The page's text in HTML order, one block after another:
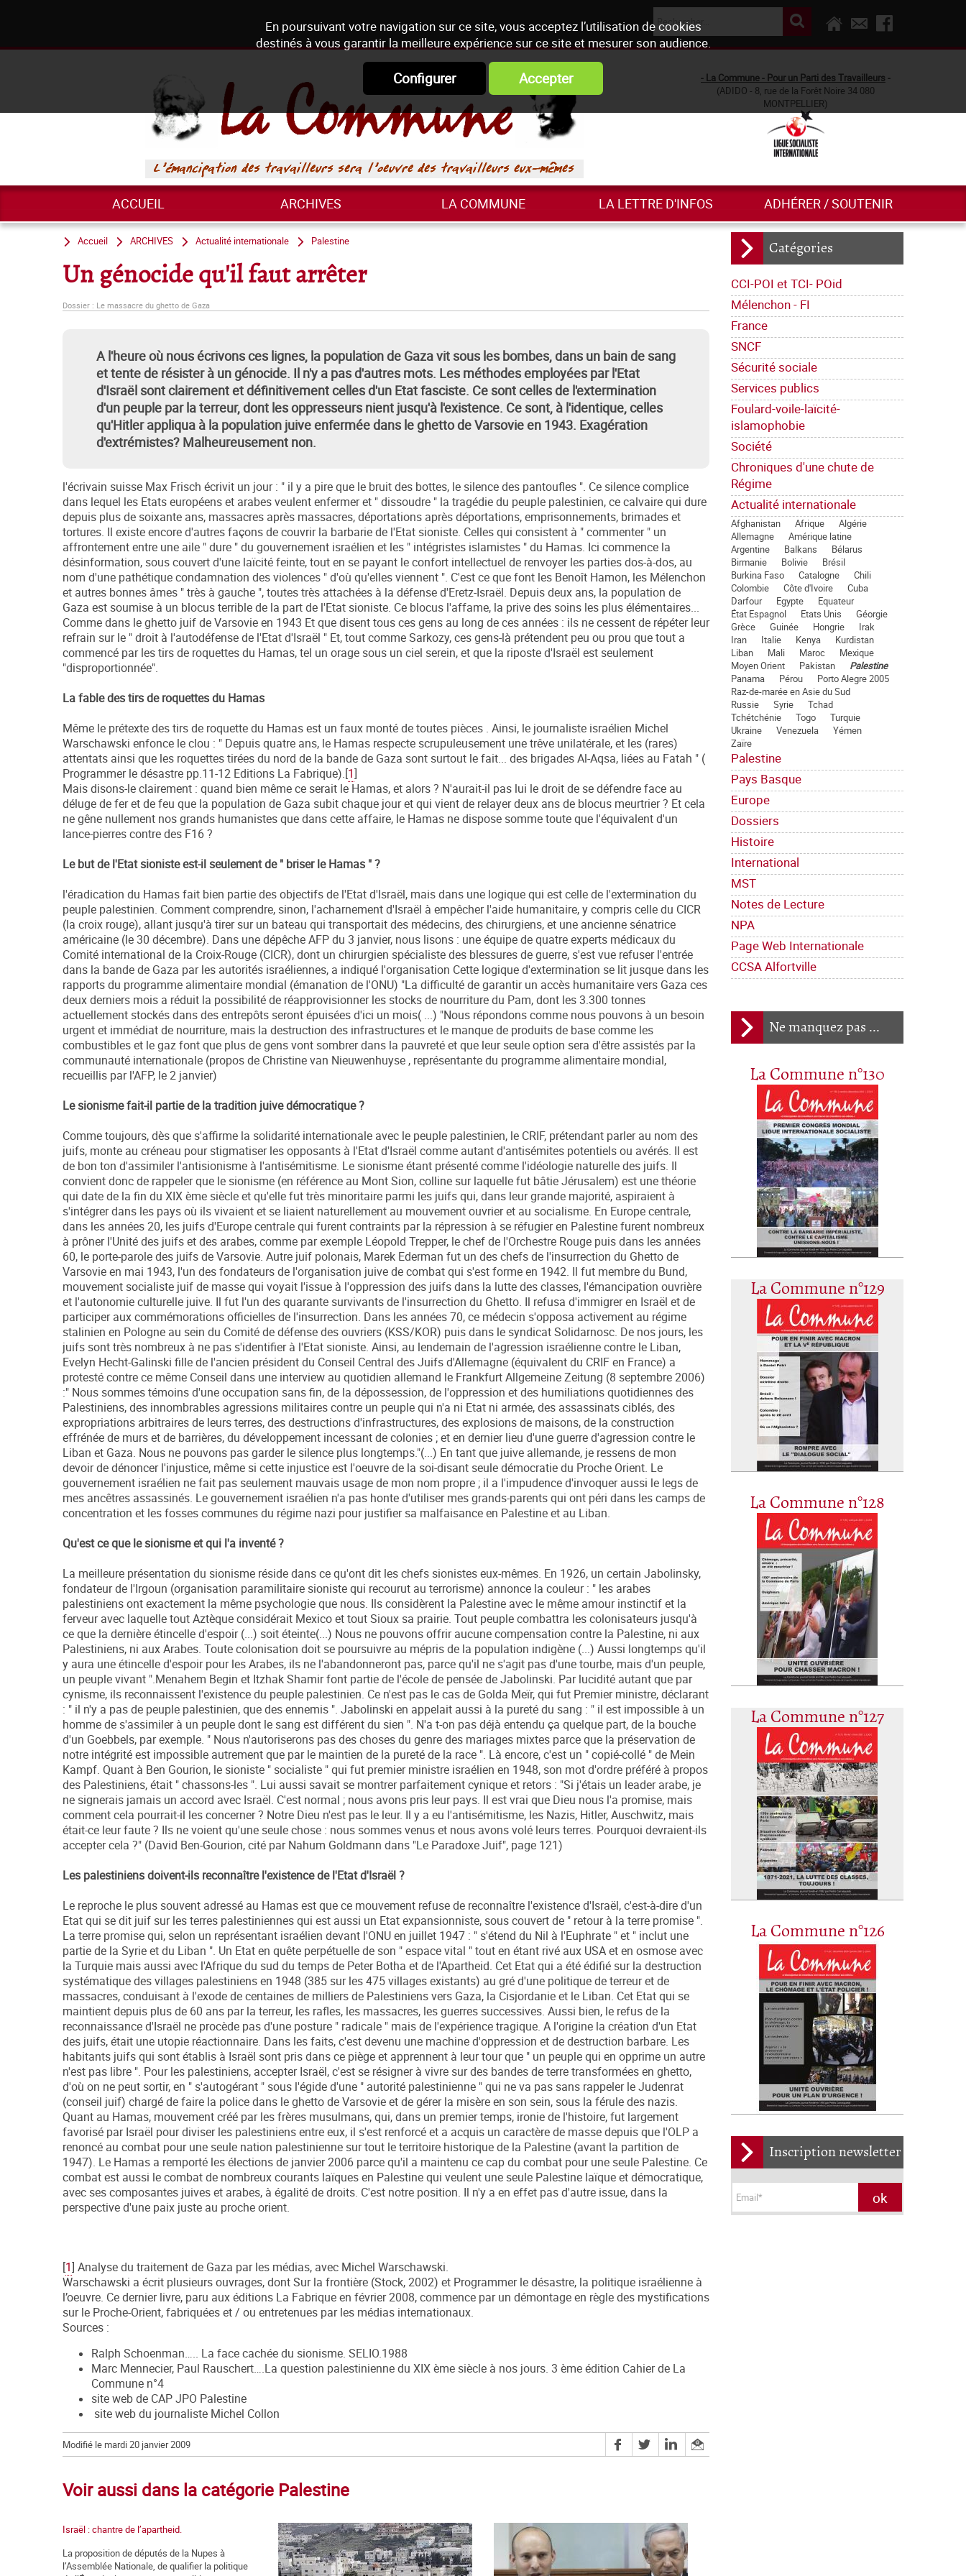
En poursuivant votre navigation sur ce site, vous acceptez l’utilisation de cookies
destinés à vous garantir la meilleure expérience sur ce site et mesurer son audience.
Configurer Accepter - La Commune - Pour un Parti des Travailleurs -
(ADIDO - 8, rue de la Forêt Noire 34 080
MONTPELLIER)
ACCUEIL ARCHIVES LA COMMUNE LA LETTRE D'INFOS ADHÉRER / SOUTENIR
Catégories
CCI-POI et TCI- POid
Mélenchon - FI
France
SNCF
Sécurité sociale
Services publics
Foulard-voile-laïcité-
islamophobie
Société
Chroniques d'une chute de
Régime
Actualité internationale
Afghanistan Afrique
Algérie
Allemagne
Amérique latine
Argentine
Balkans
Bélarus
Birmanie
Bolivie
Brésil
Burkina Faso
Catalogne
Chili
Colombie
Côte d'Ivoire
Cuba
Darfour
Egypte
Equateur
État Espagnol
Etats Unis
Géorgie
Grèce
Guinée Hongrie
Irak
Iran
Italie Kenya
Kurdistan
Liban
Mali Maroc
Mexique
Moyen Orient
Pakistan
Palestine
Panama
Pérou
Porto Alegre 2005
Raz-de-marée en Asie du Sud
Russie
Syrie
Tchad
Tchétchénie
Togo
Turquie
Ukraine
Venezuela
Yémen
Zaïre
Palestine
Pays Basque
Europe
Dossiers
Histoire
International
MST
Notes de Lecture
NPA
Page Web Internationale
CCSA Alfortville
Ne manquez pas ...
La Commune n°130
La Commune n°129
La Commune n°128
La Commune n°127
La Commune n°126
Inscription newsletter
Accueil ARCHIVES Actualité internationale Palestine
Un génocide qu'il faut arrêter
Dossier : Le massacre du ghetto de Gaza
A l'heure où nous écrivons ces lignes, la population de Gaza vit sous les bombes, dans un bain de sang
et tente de résister à un génocide. Il n'y a pas d'autres mots. Les méthodes employées par l'Etat
d'Israël sont clairement et définitivement celles d'un Etat fasciste. Ce sont celles de l'extermination
d'un peuple par la terreur, dont les oppresseurs nient jusqu'à l'existence. Ce sont, à l'identique, celles
qu'Hitler appliqua à la population juive enfermée dans le ghetto de Varsovie en 1943. Exagération
d'extrémistes? Malheureusement non.
l'écrivain suisse Max Frisch écrivit un jour : " il y a pire que le bruit des bottes, le silence des pantoufles ". Ce silence complice
dans lequel les Etats européens et arabes veulent enfermer et " dissoudre " la tragédie du peuple palestinien, ce calvaire qui dure
depuis plus de soixante ans, massacres après massacres, déportations après déportations, emprisonnements, brimades et
tortures. Il existe encore d'autres façons de couvrir la barbarie de l'Etat sioniste. Celles qui consistent à " commenter " un
affrontement entre une aile " dure " du gouvernement israélien et les " intégristes islamistes " du Hamas. Ici commence la
désinformation, sous couvert d'une laïcité feinte, tout en se payant le confort intellectuel de renvoyer les parties dos-à-dos, au
nom d'une pathétique condamnation des violences " d'où qu'elles viennent ". C'est ce que font les Benoît Hamon, les Mélenchon
et autres bonnes âmes " très à gauche ", toutes très attachées à la défense d'Eretz-Israël. Depuis deux ans, la population de
Gaza est soumise à un blocus terrible de la part de l'Etat sioniste. Ce blocus l'affame, la prive des soins les plus élémentaires...
Comme dans le ghetto juif de Varsovie en 1943 Et que disent tous ces gens au long de ces années : ils ne cessent de répéter leur
refrain sur le " droit à l'autodéfense de l'Etat d'Israël " Et, tout comme Sarkozy, ces gens-là prétendent peu ou prou que tout a
commencé par les tirs de roquettes du Hamas, tel un orage sous un ciel serein, et que la riposte d'Israël est seulement
"disproportionnée".
La fable des tirs de roquettes du Hamas
Même le prétexte des tirs de roquette du Hamas est un faux monté de toutes pièces . Ainsi, le journaliste israélien Michel
Warschawski enfonce le clou : " Depuis quatre ans, le Hamas respecte scrupuleusement une trêve unilatérale, et les (rares)
attentats ainsi que les roquettes tirées du nord de la bande de Gaza sont surtout le fait... des brigades Al-Aqsa, liées au Fatah " (
Programmer le désastre pp.11-12 Editions La Fabrique).[1]
Mais disons-le clairement : quand bien même ce serait le Hamas, et alors ? N'aurait-il pas lui le droit de se défendre face au
déluge de fer et de feu que la population de Gaza subit chaque jour et qui vient de relayer deux ans de blocus meurtrier ? Et cela
ne gêne nullement nos grands humanistes que dans cette affaire, le Hamas ne dispose somme toute que l'équivalent d'un
lance-pierres contre des F16 ?
Le but de l'Etat sioniste est-il seulement de " briser le Hamas " ?
l'éradication du Hamas fait bien partie des objectifs de l'Etat d'Israël, mais dans une logique qui est celle de l'extermination du
peuple palestinien. Comment comprendre, sinon, l'acharnement d'Israël à empêcher l'aide humanitaire, y compris celle du CICR
(la croix rouge), allant jusqu'à tirer sur un bateau qui transportait des médecins, des chirurgiens, et une ancienne sénatrice
américaine (le 30 décembre). Dans une dépêche AFP du 3 janvier, nous lisons : une équipe de quatre experts médicaux du
Comité international de la Croix-Rouge (CICR), dont un chirurgien spécialiste des blessures de guerre, s'est vue refuser l'entrée
dans la bande de Gaza par les autorités israéliennes, a indiqué l'organisation Cette logique d'extermination se lit jusque dans les
rapports du programme alimentaire mondial (émanation de l'ONU) "La difficulté de garantir un accès humanitaire vers Gaza ces
deux derniers mois a réduit la possibilité de réapprovisionner les stocks de nourriture du Pam, dont les 3.300 tonnes
actuellement stockés dans des entrepôts seront épuisées d'ici un mois( ...) "Nous répondons comme nous pouvons à un besoin
urgent et immédiat de nourriture, mais la destruction des infrastructures et le manque de produits de base comme les
combustibles et le gaz font que plus de gens vont sombrer dans la pauvreté et que leur seule option sera d'être assistés par la
communauté internationale (propos de Christine van Nieuwenhuyse , représentante du programme alimentaire mondial,
recueillis par l'AFP, le 2 janvier)
Le sionisme fait-il partie de la tradition juive démocratique ?
Comme toujours, dès que s'affirme la solidarité internationale avec le peuple palestinien, le CRIF, prétendant parler au nom des
juifs, monte au créneau pour stigmatiser les opposants à l'Etat d'Israël comme autant d'antisémites potentiels ou avérés. Il est
de bon ton d'assimiler l'antisionisme à l'antisémitisme. Le sionisme étant présenté comme l'idéologie naturelle des juifs. Il
convient donc de rappeler que le sionisme (en référence au Mont Sion, colline sur laquelle fut bâtie Jérusalem) est une théorie
qui date de la fin du XIX ème siècle et qu'elle fut très minoritaire parmi les juifs qui, dans leur grande majorité, aspiraient à
s'intégrer dans les pays où ils vivaient et se liaient naturellement au mouvement ouvrier et au socialisme. En Europe centrale,
dans les années 20, les juifs d'Europe centrale qui furent contraints par la répression à se réfugier en Palestine furent nombreux
à prôner l'Unité des juifs et des arabes, comme par exemple Léopold Trepper, le chef de l'Orchestre Rouge puis dans les années
60, le porte-parole des juifs de Varsovie. Autre juif polonais, Marek Ederman fut un des chefs de l'insurrection du Ghetto de
Varsovie en mai 1943, l'un des fondateurs de l'organisation juive de combat qui s'est forme en 1942. Il fut membre du Bund,
mouvement socialiste juif de masse qui voyait l'issue à l'oppression des juifs dans la lutte des classes, l'émancipation ouvrière
et l'autonomie culturelle juive. Il fut l'un des quarante survivants de l'insurrection du Ghetto. Il refusa d'immigrer en Israël et de
participer aux commémorations officielles de l'insurrection. Dans les années 70, ce médecin s'opposa activement au régime
stalinien en Pologne au sein du Comité de défense des ouvriers (KSS/KOR) puis dans le syndicat Solidarnosc. De nos jours, les
juifs sont très nombreux à ne pas s'identifier à l'Etat sioniste. Ainsi, au lendemain de l'agression israélienne contre le Liban,
Evelyn Hecht-Galinski fille de l'ancien président du Conseil Central des Juifs d'Allemagne (équivalent du CRIF en France) a
protesté contre ce même Conseil dans une interview au quotidien allemand le Frankfurt Allgemeine Zeitung (8 septembre 2006)
:" Nous sommes témoins d'une occupation sans fin, de la dépossession, de l'oppression et des humiliations quotidiennes des
Palestiniens, des innombrables agressions militaires contre un peuple qui n'a ni Etat ni armée, des assassinats ciblés, des
expropriations arbitraires de leurs terres, des destructions d'infrastructures, des explosions de maisons, de la construction
effrénée de murs et de barrières, du développement incessant de colonies ; et en dernier lieu d'une guerre d'agression contre le
Liban et Gaza. Nous ne pouvons pas garder le silence plus longtemps."(...) En tant que juive allemande, je ressens de mon
devoir de dénoncer l'injustice, même si cette injustice est l'oeuvre de la soi-disant seule démocratie du Proche Orient. Le
gouvernement israélien ne fait pas seulement mauvais usage de mon nom propre ; il a l'impudence d'invoquer aussi le legs de
mes ancêtres assassinés. Le gouvernement israélien n'a pas honte d'utiliser mes grands-parents qui ont péri dans les camps de
concentration et les fosses communes du régime nazi pour justifier sa malfaisance en Palestine et au Liban.
Qu'est ce que le sionisme et qui l'a inventé ?
La meilleure présentation du sionisme réside dans ce qu'ont dit les chefs sionistes eux-mêmes. En 1926, un certain Jabolinsky,
fondateur de l'Irgoun (organisation paramilitaire sioniste qui recourut au terrorisme) annonce la couleur : " les arabes
palestiniens ont exactement la même psychologie que nous. Ils considèrent la Palestine avec le même amour instinctif et la
ferveur avec laquelle tout Aztèque considérait Mexico et tout Sioux sa prairie. Tout peuple combattra les colonisateurs jusqu'à
ce que la dernière étincelle d'espoir (...) soit éteinte(...) Nous ne pouvons offrir aucune compensation contre la Palestine, ni aux
Palestiniens, ni aux Arabes. Toute colonisation doit se poursuivre au mépris de la population indigène (...) Aussi longtemps qu'il
y aura une étincelle d'espoir pour les Arabes, ils ne l'abandonneront pas, parce qu'il ne s'agit pas d'une tourbe, mais d'un peuple,
un peuple vivant ".Menahem Begin et Itzhak Shamir font partie de l'école de pensée de Jabolinski. Par lucidité autant que par
cynisme, ils reconnaissent l'existence du peuple palestinien. Ce n'est pas le cas de Golda Meïr, qui fut Premier ministre, déclarant
: " il n'y a pas de peuple palestinien, que des ennemis ". Jabolinski en appelait aussi à la pureté du sang : " il est impossible à un
homme de s'assimiler à un peuple dont le sang est différent du sien ". N'a t-on pas déjà entendu ça quelque part, de la bouche
d'un Goebbels, par exemple. " Nous n'autoriserons pas des choses du genre des mariages mixtes parce que la préservation de
notre intégrité est impossible autrement que par le maintien de la pureté de la race ". Là encore, c'est un " copié-collé " de Mein
Kampf. Quant à Ben Gourion, le sioniste " socialiste " qui fut premier ministre israélien en 1948, son mot d'ordre préféré à propos
des Palestiniens, était " chassons-les ". Lui aussi savait se montrer parfaitement cynique et retors : "Si j'étais un leader arabe, je
ne signerais jamais un accord avec Israël. C'est normal ; nous avons pris leur pays. Il est vrai que Dieu nous l'a promise, mais
comment cela pourrait-il les concerner ? Notre Dieu n'est pas le leur. Il y a eu l'antisémitisme, les Nazis, Hitler, Auschwitz, mais
était-ce leur faute ? Ils ne voient qu'une seule chose : nous sommes venus et nous avons volé leurs terres. Pourquoi devraient-ils
accepter cela ?" (David Ben-Gourion, cité par Nahum Goldmann dans "Le Paradoxe Juif", page 121)
Les palestiniens doivent-ils reconnaître l'existence de l'Etat d'Israël ?
Le reproche le plus souvent adressé au Hamas est que ce mouvement refuse de reconnaître l'existence d'Israël, c'est-à-dire d'un
Etat qui se dit juif sur les terres palestiniennes qui est aussi un Etat expansionniste, sous couvert de " retour à la terre promise ".
La terre promise qui, selon un représentant israélien devant l'ONU en juillet 1947 : " s'étend du Nil à l'Euphrate " et " inclut une
partie de la Syrie et du Liban ". Un Etat en quête perpétuelle de son " espace vital " tout en étant rivé aux USA et en osmose avec
la Turquie mais aussi avec l'Afrique du sud du temps de Peter Botha et de l'Apartheid. Cet Etat qui a été édifié sur la destruction
systématique des villages palestiniens en 1948 (385 sur les 475 villages existants) au gré d'une politique de terreur et de
massacres, conduisant à l'exode de centaines de milliers de Palestiniens vers Gaza, la Cisjordanie et le Liban. Cet Etat qui se
maintient depuis plus de 60 ans par la terreur, les rafles, les massacres, les guerres successives. Aussi bien, le refus de la
reconnaissance d'Israël ne procède pas d'une posture " radicale " mais de l'expérience tragique. A l'origine la création d'un Etat
des juifs, était une utopie réactionnaire. Dans les faits, c'est devenu une machine d'oppression et de destruction barbare. Les
habitants juifs qui sont établis à Israël sont pris dans ce piège et apprennent à leur tour que " un peuple qui en opprime un autre
n'est pas libre ". Pour les palestiniens, accepter Israël, c'est se résigner à vivre sur des bandes de terre transformées en ghetto,
d'où on ne peut sortir, en " s'autogérant " sous l'égide d'une " autorité palestinienne " qui ne va pas sans rappeler le Judenrat
(conseil juif) chargé de faire la police dans le ghetto de Varsovie et de gérer la misère en son sein, sous la férule des nazis.
Quant au Hamas, mouvement créé par les frères musulmans, qui, dans un premier temps, ironie de l'histoire, fut largement
favorisé par Israël pour diviser les palestiniens entre eux, il s'est renforcé et a acquis un caractère de masse depuis que l'OLP a
renoncé au combat pour une seule nation palestinienne sur tout le territoire historique de la Palestine (avant la partition de
1947). Le Hamas a remporté les élections de janvier 2006 parce qu'il a maintenu ce cap du combat pour une seule Palestine. Ce
combat est aussi le combat de nombreux courants laïques en Palestine qui veulent une seule Palestine laïque et démocratique,
avec ses composantes juives et arabes, à égalité de droits. C'est notre position. Il n'y a en effet pas d'autre issue, dans la
perspective d'une paix juste au proche orient.
[1] Analyse du traitement de Gaza par les médias, avec Michel Warschawski.
Warschawski a écrit plusieurs ouvrages, dont Sur la frontière (Stock, 2002) et Programmer le désastre, la politique israélienne à
l’oeuvre. Ce dernier livre, paru aux éditions La Fabrique en février 2008, commence par un démontage en règle des mystifications
sur le Proche-Orient, fabriquées et / ou entretenues par les médias internationaux.
Sources :
Ralph Schoenman….. La face cachée du sionisme. SELIO.1988
Marc Mennecier, Paul Rauschert….La question palestinienne du XIX ème siècle à nos jours. 3 ème édition Cahier de La
Commune n°4
site web de CAP JPO Palestine
site web du journaliste Michel Collon
Modifié le mardi 20 janvier 2009
Voir aussi dans la catégorie Palestine
Israël : chantre de l’apartheid.
La proposition de députés de la Nupes à
l’Assemblée Nationale, de qualifier la politique